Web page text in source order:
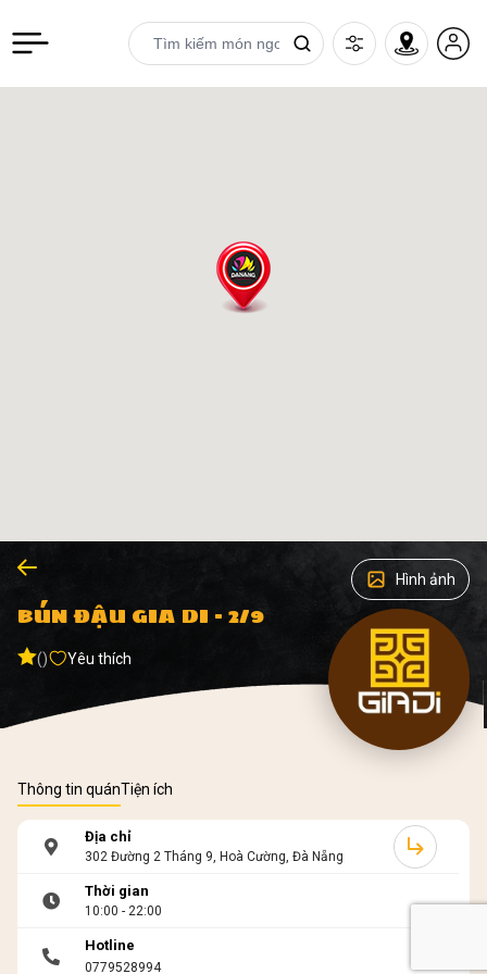
Hình ảnh
BÚN ĐẬU GIA DI - 2/9
() Yêu thích
Thông tin quánTiện ích
Địa chỉ
302 Đường 2 Tháng 9, Hoà Cường, Đà Nẵng
Thời gian
10:00 - 22:00
Hotline
0779528994